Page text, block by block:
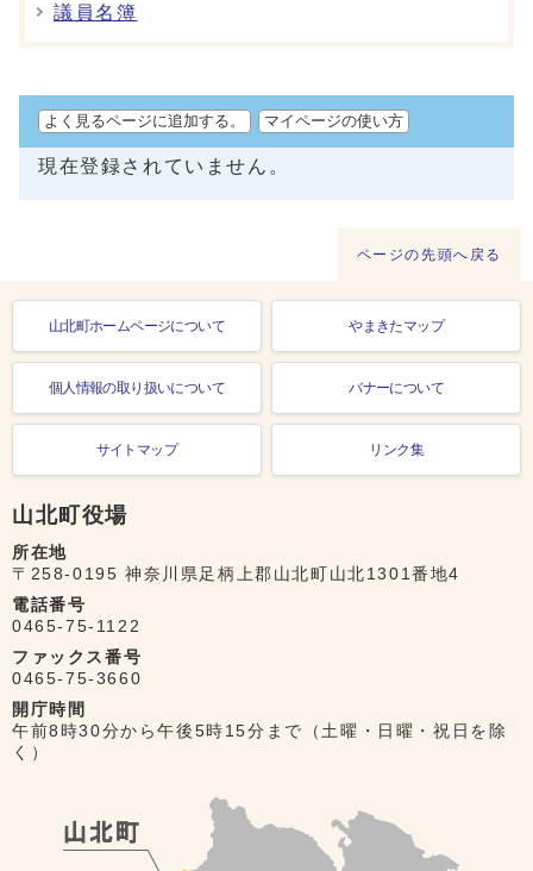
議員名簿
よく見るページに追加する。 マイページの使い方
現在登録されていません。
ページの先頭へ戻る
山北町ホームページについて やまきたマップ
個人情報の取り扱いについて バナーについて
サイトマップ リンク集
山北町役場
所在地
〒258-0195 神奈川県足柄上郡山北町山北1301番地4
電話番号
0465-75-1122
ファックス番号
0465-75-3660
開庁時間
午前8時30分から午後5時15分まで（土曜・日曜・祝日を除
く）